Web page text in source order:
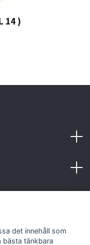
14 )
det innehåll som
tänkbara